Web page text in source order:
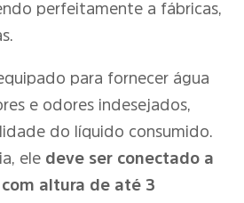
perfeitamente a fábricas,
para fornecer água
e odores indesejados,
do líquido consumido.
ele deve ser conectado a
altura de até 3